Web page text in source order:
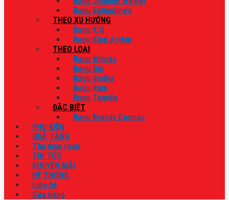
Rượu Ballantine’s
THEO XU HƯỚNG
Rượu X.O
Rượu King Arthur
THEO LOẠI
Rượu Whisky
Rượu Gin
Rượu Vodka
Rượu Rum
Rượu Tequila
ĐẶC BIỆT
Rượu Brandy Cognac
PHỤ KIỆN
QUÀ TẶNG
Thu mua rượu
TIN TỨC
KHUYẾN MÃI
HỆ THỐNG
Liên hệ
Cửa hàng